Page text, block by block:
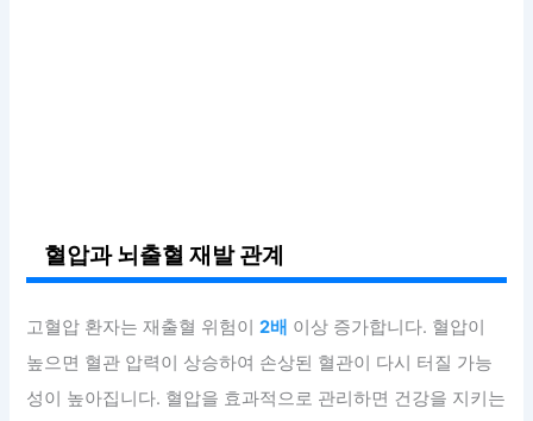
혈압과 뇌출혈 재발 관계
고혈압 환자는 재출혈 위험이2배 이상 증가합니다. 혈압이
높으면 혈관 압력이 상승하여 손상된 혈관이 다시 터질 가능
성이 높아집니다. 혈압을 효과적으로 관리하면 건강을 지키는